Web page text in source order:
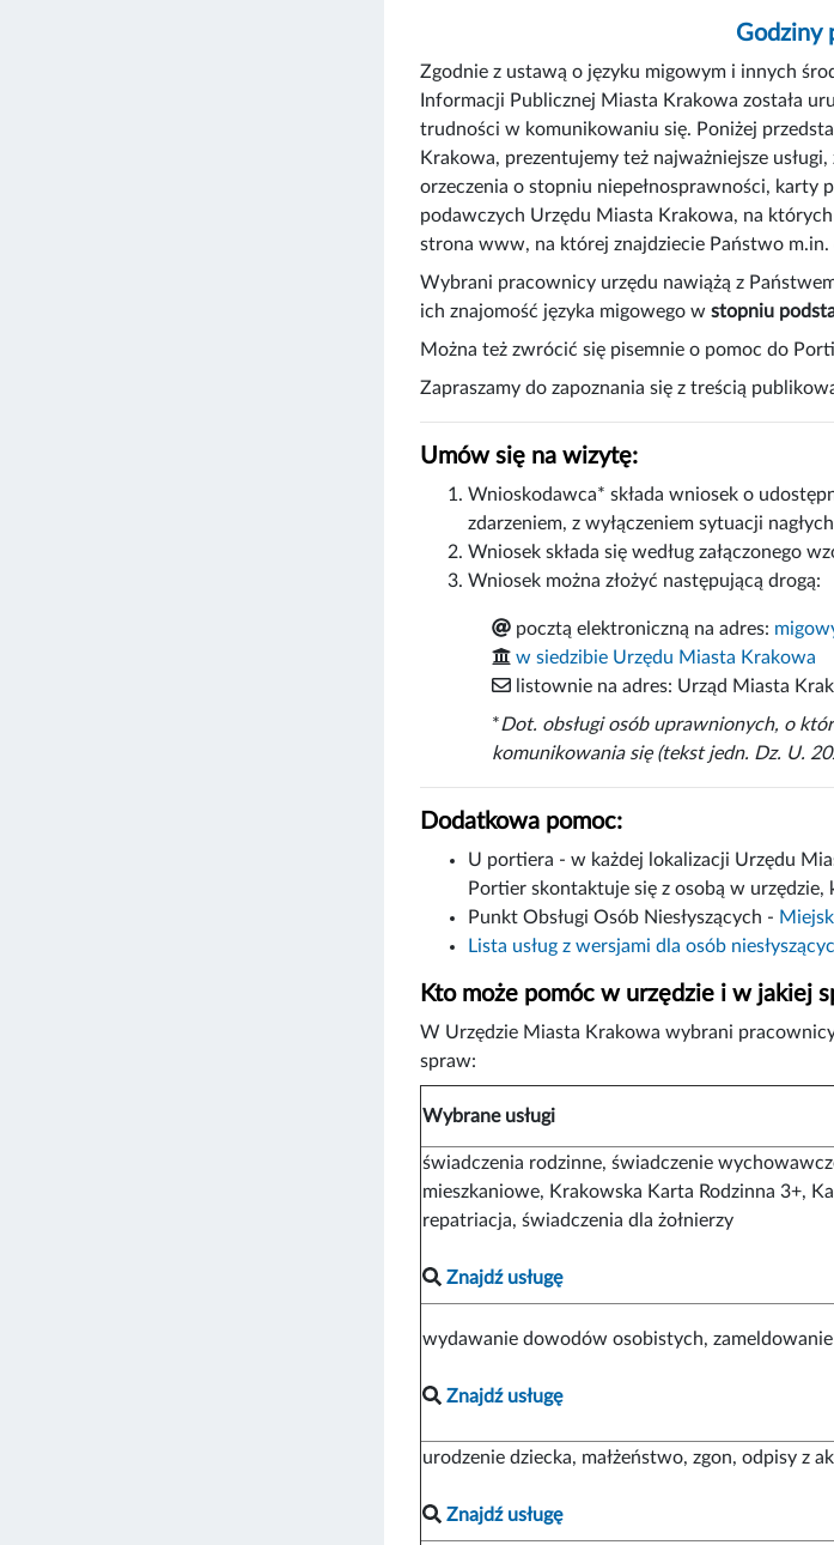
Godziny
Zgodnie z ustawą o języku migowym i innych
Informacji Publicznej Miasta Krakowa została
trudności w komunikowaniu się. Poniżej
Krakowa, prezentujemy też najważniejsze
orzeczenia o stopniu niepełnosprawności, karty
podawczych Urzędu Miasta Krakowa, na których
strona www, na której znajdziecie Państwo m.in.
Wybrani pracownicy urzędu nawiążą z
ich znajomość języka migowego w stopniu
Można też zwrócić się pisemnie o pomoc do
Zapraszamy do zapoznania się z treścią
Umów się na wizytę:
Wnioskodawca* składa wniosek o
zdarzeniem, z wyłączeniem sytuacji
Wniosek składa się według załączonego
Wniosek można złożyć następującą drogą:
pocztą elektroniczną na adres:
w siedzibie Urzędu Miasta Krakowa
listownie na adres: Urząd Miasta
*Dot. obsługi osób uprawnionych, o
komunikowania się (tekst jedn. Dz. U.
Dodatkowa pomoc:
U portiera - w każdej lokalizacji Urzędu
Portier skontaktuje się z osobą w urzędzie,
Punkt Obsługi Osób Niesłyszących -
Lista usług z wersjami dla osób
Kto może pomóc w urzędzie i w jakiej
W Urzędzie Miasta Krakowa wybrani
spraw:
Wybrane usługi
świadczenia rodzinne, świadczenie
mieszkaniowe, Krakowska Karta Rodzinna 3+,
repatriacja, świadczenia dla żołnierzy
Znajdź usługę
wydawanie dowodów osobistych,
Znajdź usługę
urodzenie dziecka, małżeństwo, zgon, odpisy z
Znajdź usługę